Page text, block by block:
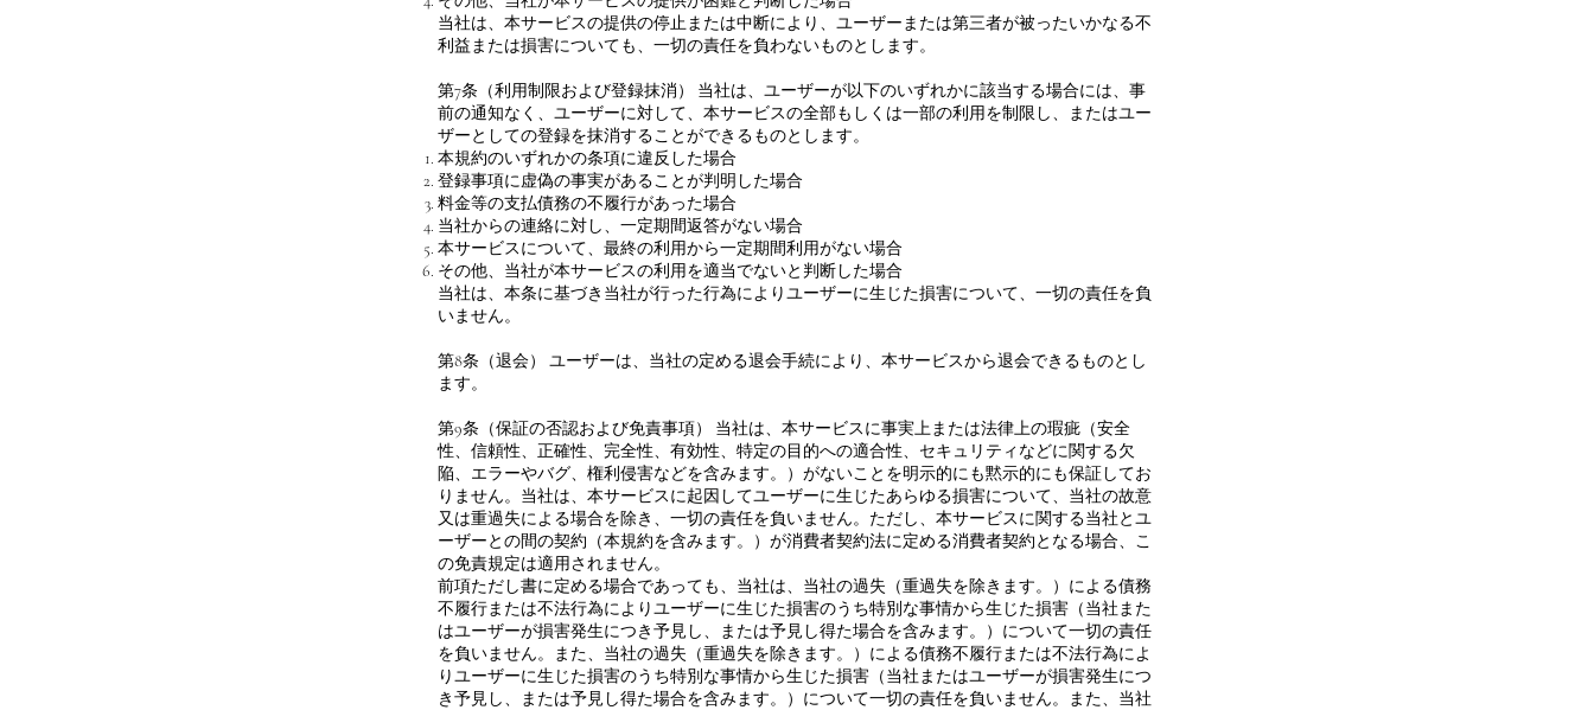
当社は、本サービスの提供の停止または中断により、ユーザーまたは第三者が被ったいかなる不
利益または損害についても、一切の責任を負わないものとします。
第7条（利用制限および登録抹消） 当社は、ユーザーが以下のいずれかに該当する場合には、事
前の通知なく、ユーザーに対して、本サービスの全部もしくは一部の利用を制限し、またはユー
ザーとしての登録を抹消することができるものとします。
本規約のいずれかの条項に違反した場合
登録事項に虚偽の事実があることが判明した場合
料金等の支払債務の不履行があった場合
当社からの連絡に対し、一定期間返答がない場合
本サービスについて、最終の利用から一定期間利用がない場合
その他、当社が本サービスの利用を適当でないと判断した場合
当社は、本条に基づき当社が行った行為によりユーザーに生じた損害について、一切の責任を負
いません。
第8条（退会） ユーザーは、当社の定める退会手続により、本サービスから退会できるものとし
ます。
第9条（保証の否認および免責事項） 当社は、本サービスに事実上または法律上の瑕疵（安全
性、信頼性、正確性、完全性、有効性、特定の目的への適合性、セキュリティなどに関する欠
陥、エラーやバグ、権利侵害などを含みます。）がないことを明示的にも黙示的にも保証してお
りません。当社は、本サービスに起因してユーザーに生じたあらゆる損害について、当社の故意
又は重過失による場合を除き、一切の責任を負いません。ただし、本サービスに関する当社とユ
ーザーとの間の契約（本規約を含みます。）が消費者契約法に定める消費者契約となる場合、こ
の免責規定は適用されません。
前項ただし書に定める場合であっても、当社は、当社の過失（重過失を除きます。）による債務
不履行または不法行為によりユーザーに生じた損害のうち特別な事情から生じた損害（当社また
はユーザーが損害発生につき予見し、または予見し得た場合を含みます。）について一切の責任
を負いません。また、当社の過失（重過失を除きます。）による債務不履行または不法行為によ
りユーザーに生じた損害のうち特別な事情から生じた損害（当社またはユーザーが損害発生につ
き予見し、または予見し得た場合を含みます。）について一切の責任を負いません。また、当社